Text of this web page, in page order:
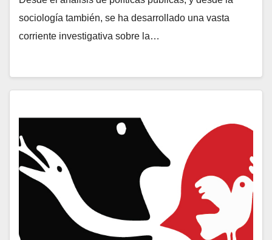
sociología también, se ha desarrollado una vasta
corriente investigativa sobre la…